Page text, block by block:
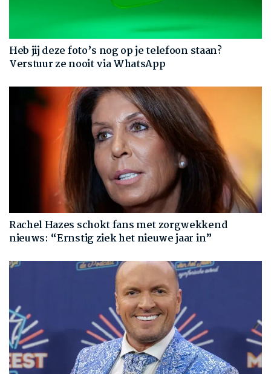
Heb jij deze foto’s nog op je telefoon staan?
Verstuur ze nooit via WhatsApp
Rachel Hazes schokt fans met zorgwekkend
nieuws: “Ernstig ziek het nieuwe jaar in”